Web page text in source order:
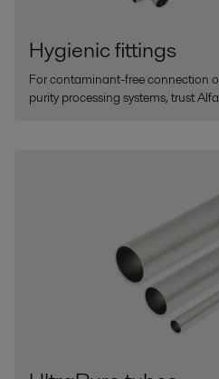
Hygienic fittings
For contaminant-free connection
purity processing systems, trust